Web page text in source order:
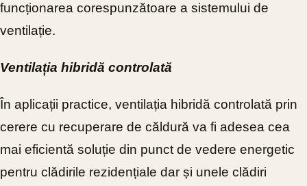
funcționarea corespunzătoare a sistemului de
ventilație.
Ventilația hibridă controlată
În aplicații practice, ventilația hibridă controlată prin
cerere cu recuperare de căldură va fi adesea cea
mai eficientă soluție din punct de vedere energetic
pentru clădirile rezidențiale dar și unele clădiri